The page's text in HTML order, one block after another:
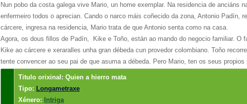
Nun pobo da costa galega vive Mario, un home exemplar. Na residencia de anciáns
enfermeiro todos o aprecian. Cando o narco máis coñecido da zona, Antonio Padín,
cárcere, ingresa na residencia, Mario trata de que Antonio senta como na casa.
Agora, os dous fillos de Padín, Kike e Toño, están ao mando do negocio familiar. O
Kike ao cárcere e xeraralles unha gran débeda cun provedor colombiano. Toño
tente convencer ao seu pai de que asuma a débeda. Pero Mario, ten os seus propios
Titulo orixinal: Quien a hierro mata
Tipo: Longametraxe
Xénero:
Intriga